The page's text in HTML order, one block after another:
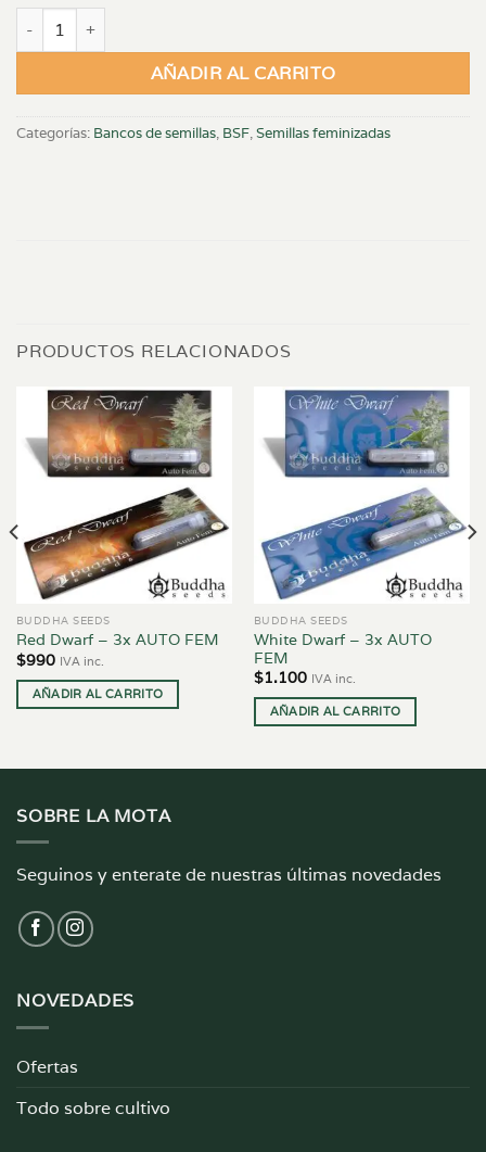
LEBRON HAZE FEM - X7 cantidad
AÑADIR AL CARRITO
Categorías: Bancos de semillas, BSF,Semillas feminizadas
PRODUCTOS RELACIONADOS
BUDDHA SEEDS
Red Dwarf – 3x AUTO FEM
$990 IVA inc.
AÑADIR AL CARRITO
BUDDHA SEEDS
White Dwarf – 3x AUTO
FEM
$1.100 IVA inc.
AÑADIR AL CARRITO
SOBRE LA MOTA
Seguinos y enterate de nuestras últimas novedades
NOVEDADES
Ofertas
Todo sobre cultivo